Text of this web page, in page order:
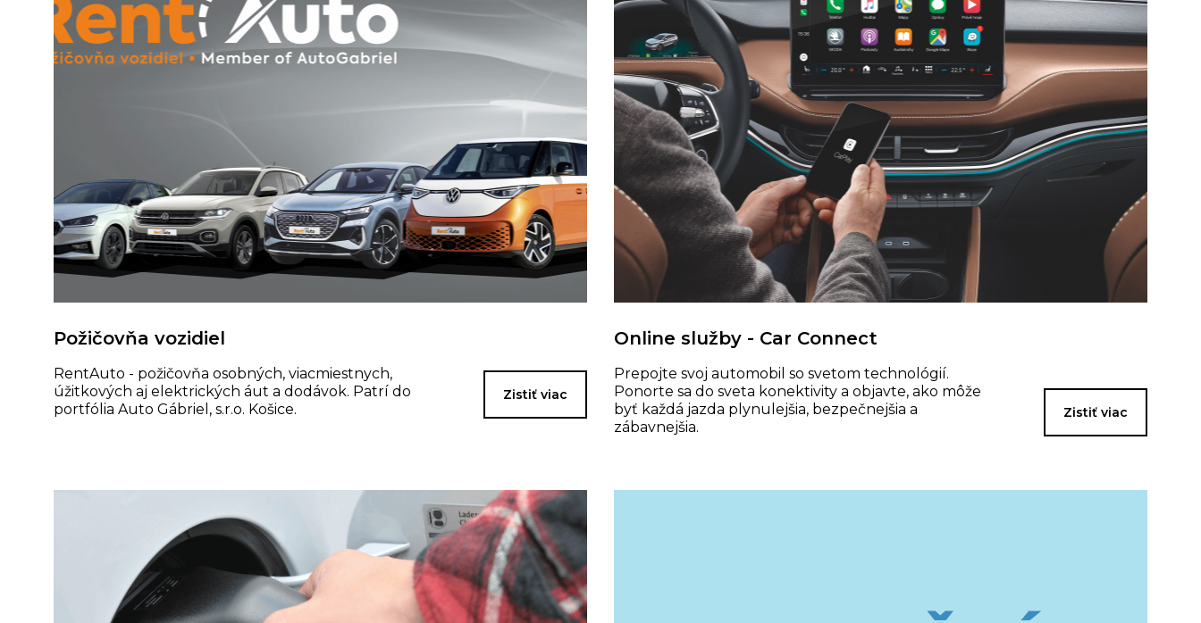
Požičovňa vozidiel
RentAuto - požičovňa osobných, viacmiestnych,
úžitkových aj elektrických áut a dodávok. Patrí do
portfólia Auto Gábriel, s.r.o. Košice.
Zistiť viac
Online služby - Car Connect
Prepojte svoj automobil so svetom technológií.
Ponorte sa do sveta konektivity a objavte, ako môže
byť každá jazda plynulejšia, bezpečnejšia a
zábavnejšia.
Zistiť viac